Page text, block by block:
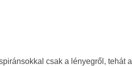
csak a lényegről, tehát a